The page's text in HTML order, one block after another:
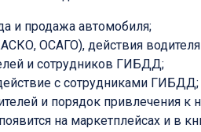
и продажа автомобиля;
ОСАГО), действия
и сотрудников ГИБДД;
с сотрудниками ГИБДД;
и порядок привлечения к
на маркетплейсах и в